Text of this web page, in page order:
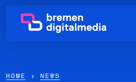
HOME › NEWS